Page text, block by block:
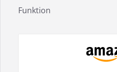
Funktion